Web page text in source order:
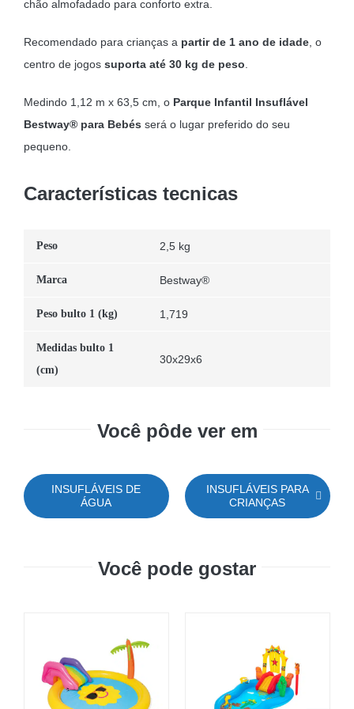
chão almofadado para conforto extra.
Recomendado para crianças a partir de 1 ano de idade, o
centro de jogos suporta até 30 kg de peso.
Medindo 1,12 m x 63,5 cm, o Parque Infantil Insuflável
Bestway® para Bebés será o lugar preferido do seu
pequeno.
Características tecnicas
Peso 2,5 kg
Marca Bestway®
Peso bulto 1 (kg) 1,719
Medidas bulto 1
(cm)
30x29x6
Você pôde ver em
INSUFLÁVEIS DE
ÁGUA
INSUFLÁVEIS PARA
CRIANÇAS
Você pode gostar